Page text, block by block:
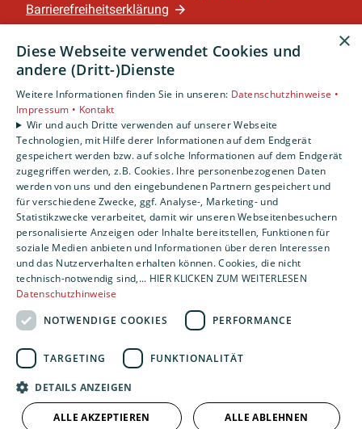
Barrierefreiheitserklärung
Leistungen
Privatkunden
Gewerbekunden
Karriere
Unternehmen
Standort
Nürnberg
×
Diese Webseite verwendet Cookies und
andere (Dritt-)Dienste
Weitere Informationen finden Sie in unseren: Datenschutzhinweise •
Impressum • Kontakt
Wir und auch Dritte verwenden auf unserer Webseite
Technologien, mit Hilfe derer Informationen auf dem Endgerät
gespeichert werden bzw. auf solche Informationen auf dem Endgerät
zugegriffen werden, z.B. Cookies. Ihre personenbezogenen Daten
werden von uns und den eingebundenen Partnern gespeichert und
für verschiedene Zwecke, ggf. Analyse-, Marketing- und
Statistikzwecke verarbeitet, damit wir unseren Webseitenbesuchern
personalisierte Anzeigen oder Inhalte bereitstellen, Funktionen für
soziale Medien anbieten und Informationen über deren Interessen
und das Nutzerverhalten erhalten können. Cookies, die nicht
technisch-notwendig sind,... HIER KLICKEN ZUM WEITERLESEN
Datenschutzhinweise
NOTWENDIGE COOKIES
PERFORMANCE
TARGETING FUNKTIONALITÄT
DETAILS ANZEIGEN
ALLE AKZEPTIEREN ALLE ABLEHNEN